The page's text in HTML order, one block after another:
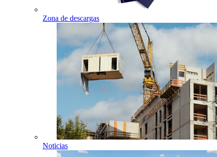
Zona de descargas
Noticias